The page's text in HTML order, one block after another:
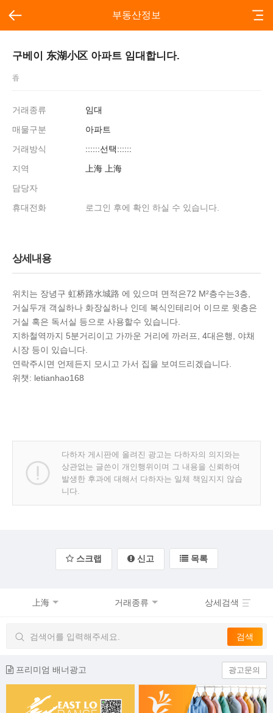
부동산정보
구베이 东湖小区 아파트 임대합니다.
香
거래종류
임대
매물구분
아파트
거래방식
::::::선택::::::
지역
上海 上海
담당자
휴대전화
로그인 후에 확인 하실 수 있습니다.
상세내용
위치는 장녕구 虹桥路水城路 에 있으며 면적은72 M²층수는3층,
거실두개 객실하나 화장실하나 인데 복식인테리어 이므로 윗층은
거실 혹은 독서실 등으로 사용할수 있습니다.
지하철역까지 5분거리이고 가까운 거리에 까러프, 4대은행, 야채
시장 등이 있습니다.
연락주시면 언제든지 모시고 가서 집을 보여드리겠습니다.
위챗: letianhao168
다하자 게시판에 올려진 광고는 다하자의 의지와는
상관없는 글쓴이 개인행위이며 그 내용을 신뢰하여
발생한 후과에 대해서 다하자는 일체 책임지지 않습
니다.
스크랩 신고 목록
上海 거래종류 상세검색
프리미엄 배너광고 광고문의